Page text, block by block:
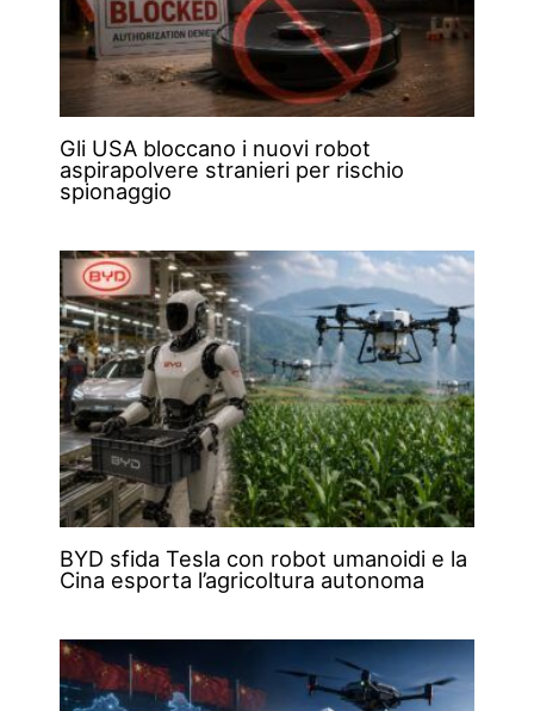
Gli USA bloccano i nuovi robot
aspirapolvere stranieri per rischio
spionaggio
BYD sfida Tesla con robot umanoidi e la
Cina esporta l’agricoltura autonoma